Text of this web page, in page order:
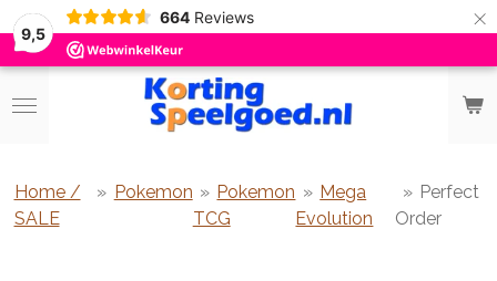
9,5
664 Reviews ×
Home /
SALE
» Pokemon » Pokemon
TCG
» Mega
Evolution
» Perfect
Order